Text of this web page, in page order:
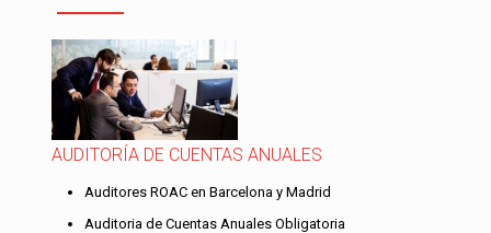
AUDITORÍA DE CUENTAS ANUALES
Auditores ROAC en Barcelona y Madrid
Auditoria de Cuentas Anuales Obligatoria